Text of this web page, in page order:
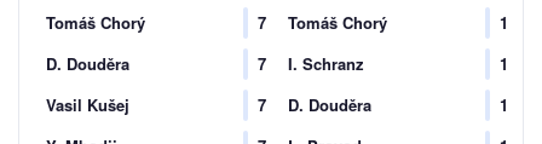
Tomáš Chorý
7
D. Douděra
7
Vasil Kušej
7
Tomáš Chorý
1
I. Schranz
1
D. Douděra
1